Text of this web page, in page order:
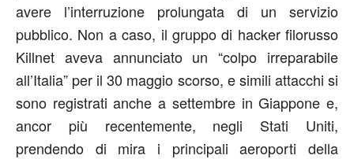
avere l’interruzione prolungata di un servizio
pubblico. Non a caso, il gruppo di hacker filorusso
Killnet aveva annunciato un “colpo irreparabile
all’Italia” per il 30 maggio scorso, e simili attacchi si
sono registrati anche a settembre in Giappone e,
ancor più recentemente, negli Stati Uniti,
prendendo di mira i principali aeroporti della